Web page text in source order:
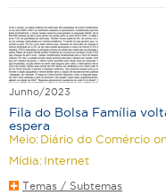
Junho/2023
Fila do Bolsa Família
espera
Meio: Diário do Comércio
Mídia: Internet
Temas / Subtemas